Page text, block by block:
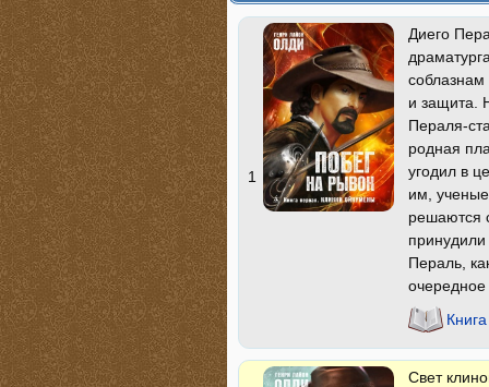
1
Диего
и защита.
Пераля-
родная
угодил в
им,
решаются
Пераль,
Свет